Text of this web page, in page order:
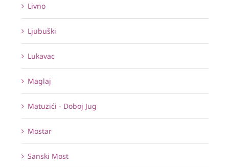
Livno
Ljubuški
Lukavac
Maglaj
Matuzići - Doboj Jug
Mostar
Sanski Most